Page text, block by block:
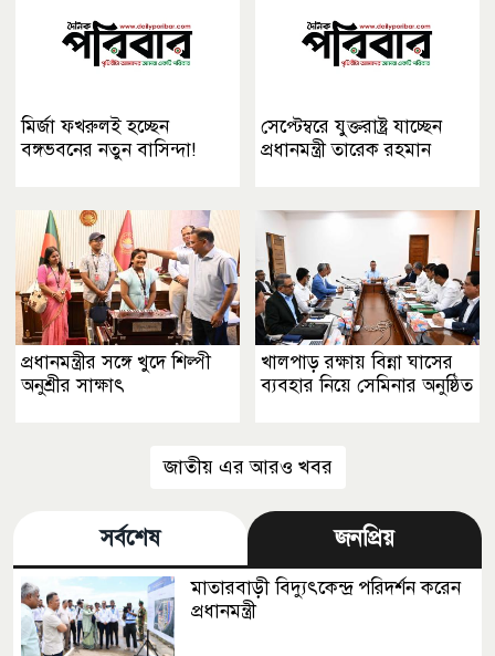
মির্জা ফখরুলই হচ্ছেন
বঙ্গভবনের নতুন বাসিন্দা!
সেপ্টেম্বরে যুক্তরাষ্ট্র যাচ্ছেন
প্রধানমন্ত্রী তারেক রহমান
প্রধানমন্ত্রীর সঙ্গে খুদে শিল্পী
অনুশ্রীর সাক্ষাৎ
খালপাড় রক্ষায় বিন্না ঘাসের
ব্যবহার নিয়ে সেমিনার অনুষ্ঠিত
জাতীয় এর আরও খবর
সর্বশেষ জনপ্রিয়
মাতারবাড়ী বিদ্যুৎকেন্দ্র পরিদর্শন করেন
প্রধানমন্ত্রী